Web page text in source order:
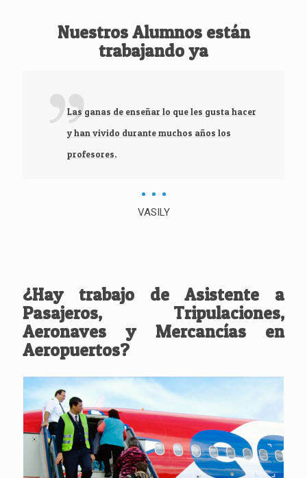
Nuestros Alumnos están
trabajando ya
Las ganas de enseñar lo que les gusta hacer
y han vivido durante muchos años los
profesores.
VASILY
¿Hay trabajo de Asistente a
Pasajeros, Tripulaciones,
Aeronaves y Mercancías en
Aeropuertos?